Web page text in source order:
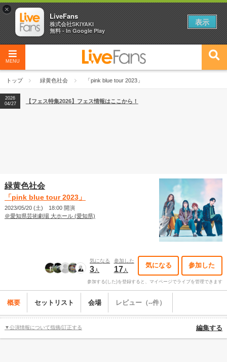
MENU
トップ 緑黄色社会 「pink blue tour 2023」
2026
04/27
2026
【ライブ動員ランキング】2026年上半期編発表！
2026
04/27
【フェス特集2026】フェス情報はここから！
緑黄色社会
「pink blue tour 2023」
2023/05/20 (土) 18:00 開演
＠愛知県芸術劇場 大ホール (愛知県)
気になる
3人
参加した
17 人
気になる 参加した
参加する(した)を登録すると、マイページでライブを管理できます
概要 セットリスト 会場 レビュー（--件）
▼公演情報について指摘/訂正する 編集する
×
LiveFans
株式会社SKIYAKI
無料 - In Google Play
表示